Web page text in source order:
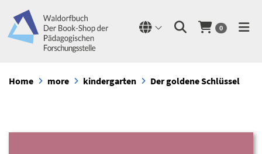
0
Home more kindergarten Der goldene Schlüssel